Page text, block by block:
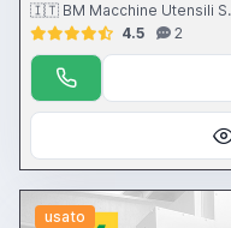
🇮🇹 BM Macchine Utensili
4.5
2
usato